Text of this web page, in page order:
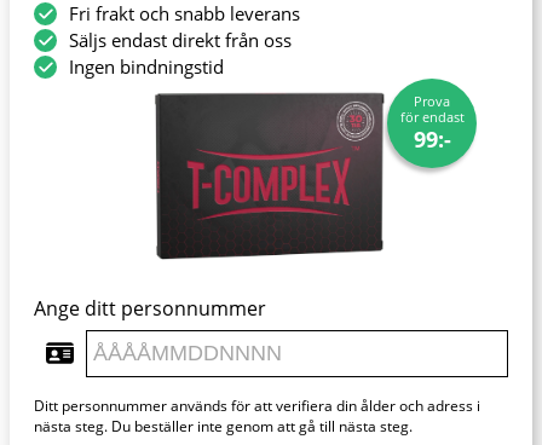
Fri frakt och snabb leverans
Säljs endast direkt från oss
Ingen bindningstid
Prova
för endast
99:-
Ange ditt personnummer
Ditt personnummer används för att verifiera din ålder och adress i
nästa steg. Du beställer inte genom att gå till nästa steg.